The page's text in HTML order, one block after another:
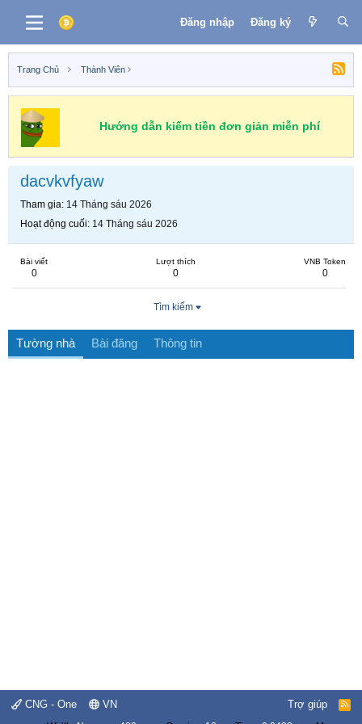
Đăng nhập Đăng ký
Trang Chủ Thành Viên
Hướng dẫn kiếm tiền đơn giản miễn phí
dacvkvfyaw
Tham gia 14 Tháng sáu 2026
Hoạt động cuối 14 Tháng sáu 2026
Bài viết
0
Lượt thích
0
VNB Token
0
Tìm kiếm
Tường nhà Bài đăng Thông tin
CNG - One VN Trợ giúp
R